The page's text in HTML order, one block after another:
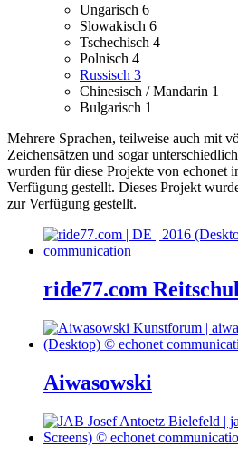
Ungarisch 6
Slowakisch 6
Tschechisch 4
Polnisch 4
Russisch 3
Chinesisch / Mandarin 1
Bulgarisch 1
Mehrere Sprachen, teilweise auch mit
Zeichensätzen und sogar
wurden für diese Projekte von echonet
Verfügung gestellt. Dieses Projekt
zur Verfügung gestellt.
ride77.com
Aiwasowski